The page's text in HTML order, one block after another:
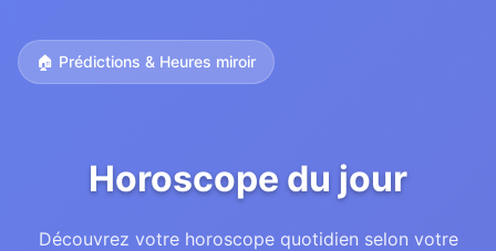
🏠 Prédictions & Heures miroir
Horoscope du jour
Découvrez votre horoscope quotidien selon votre